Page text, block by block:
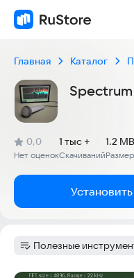
Главная Каталог
Рейтинг:
0,0
(
Нет оценок
)
Скачиваний
1 тыс +
Размер
1.2 MB
Категория:
Полезные